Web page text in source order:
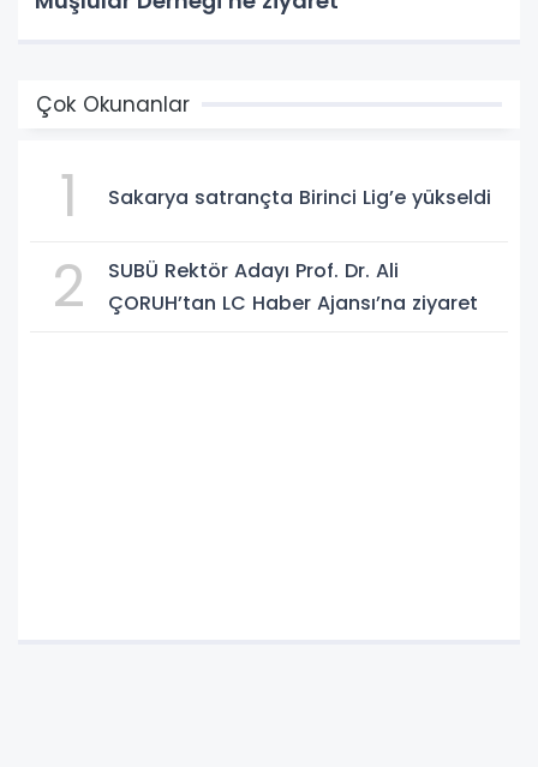
Çok Okunanlar
1 Sakarya satrançta Birinci Lig’e yükseldi
2
SUBÜ Rektör Adayı Prof. Dr. Ali
ÇORUH’tan LC Haber Ajansı’na ziyaret